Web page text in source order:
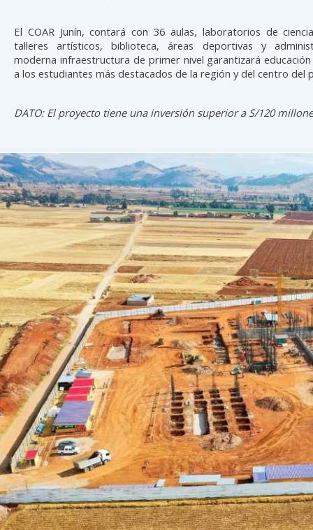
El COAR Junín, contará con 36 aulas, laboratorios de
talleres artísticos, biblioteca, áreas deportivas y
moderna infraestructura de primer nivel garantizará educación
a los estudiantes más destacados de la región y del centro del
DATO: El proyecto tiene una inversión superior a S/120